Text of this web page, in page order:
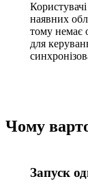
наявних
тому немає
для
Чому
Запуск